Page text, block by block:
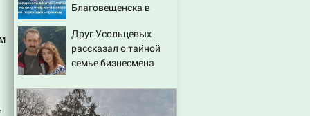
Благовещенска в
почему утке по-
пекински запретили
переходить границу
Друг Усольцевых
рассказал о тайной
семье бизнесмена